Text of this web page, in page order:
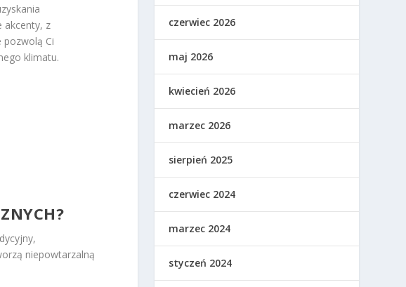
akcenty, z
pozwolą Ci
klimatu.
niepowtarzalną
czerwiec 2026
maj 2026
kwiecień 2026
marzec 2026
sierpień 2025
czerwiec 2024
marzec 2024
styczeń 2024